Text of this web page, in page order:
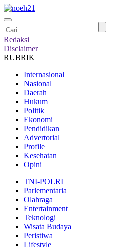
Redaksi
Disclaimer
RUBRIK
Internasional
Nasional
Daerah
Hukum
Politik
Ekonomi
Pendidikan
Advertorial
Profile
Kesehatan
Opini
TNI-POLRI
Parlementaria
Olahraga
Entertainment
Teknologi
Wisata Budaya
Peristiwa
Lifestyle